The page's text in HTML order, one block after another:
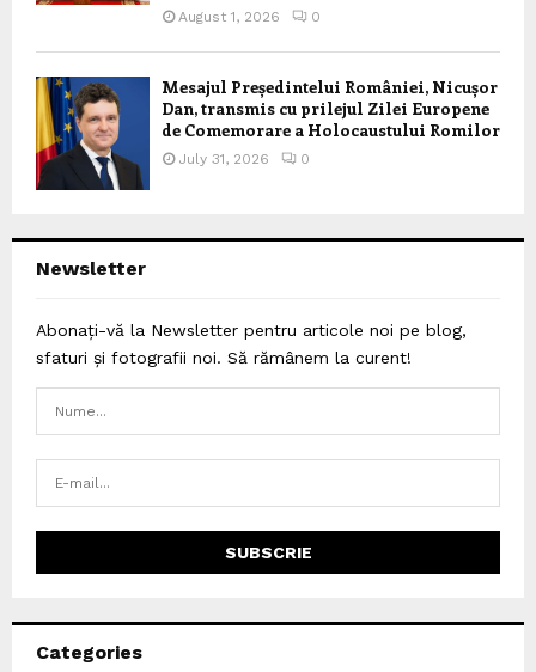
August 1, 2026 0
Mesajul Președintelui României, Nicușor
Dan, transmis cu prilejul Zilei Europene
de Comemorare a Holocaustului Romilor
July 31, 2026 0
Newsletter
Abonați-vă la Newsletter pentru articole noi pe blog,
sfaturi și fotografii noi. Să rămânem la curent!
Categories